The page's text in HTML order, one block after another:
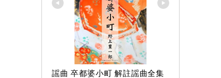
謡曲 卒都婆小町 解註謡曲全集